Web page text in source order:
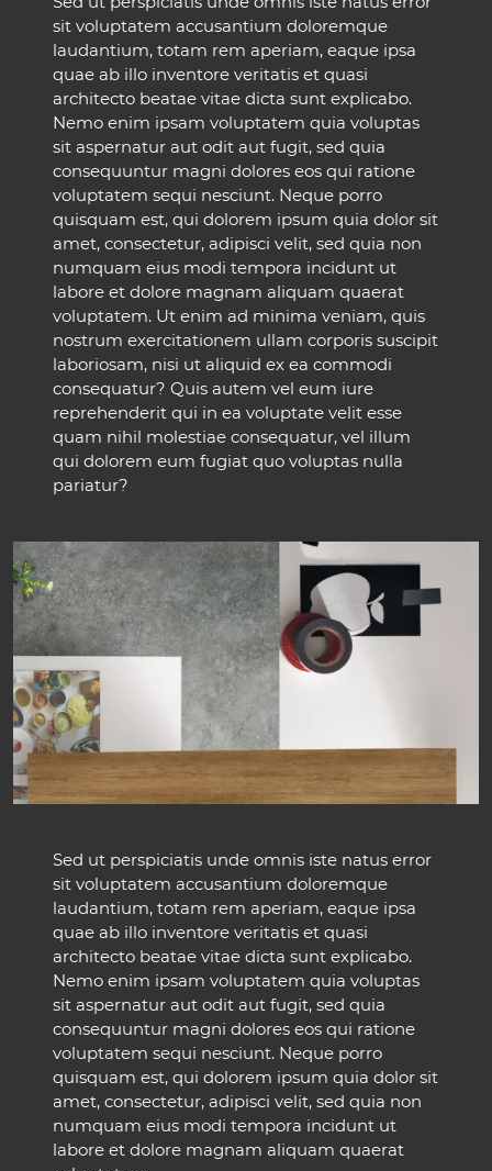
sit voluptatem accusantium doloremque
laudantium, totam rem aperiam, eaque ipsa
quae ab illo inventore veritatis et quasi
architecto beatae vitae dicta sunt explicabo.
Nemo enim ipsam voluptatem quia voluptas
sit aspernatur aut odit aut fugit, sed quia
consequuntur magni dolores eos qui ratione
voluptatem sequi nesciunt. Neque porro
quisquam est, qui dolorem ipsum quia dolor sit
amet, consectetur, adipisci velit, sed quia non
numquam eius modi tempora incidunt ut
labore et dolore magnam aliquam quaerat
voluptatem. Ut enim ad minima veniam, quis
nostrum exercitationem ullam corporis suscipit
laboriosam, nisi ut aliquid ex ea commodi
consequatur? Quis autem vel eum iure
reprehenderit qui in ea voluptate velit esse
quam nihil molestiae consequatur, vel illum
qui dolorem eum fugiat quo voluptas nulla
pariatur?
Sed ut perspiciatis unde omnis iste natus error
sit voluptatem accusantium doloremque
laudantium, totam rem aperiam, eaque ipsa
quae ab illo inventore veritatis et quasi
architecto beatae vitae dicta sunt explicabo.
Nemo enim ipsam voluptatem quia voluptas
sit aspernatur aut odit aut fugit, sed quia
consequuntur magni dolores eos qui ratione
voluptatem sequi nesciunt. Neque porro
quisquam est, qui dolorem ipsum quia dolor sit
amet, consectetur, adipisci velit, sed quia non
numquam eius modi tempora incidunt ut
labore et dolore magnam aliquam quaerat